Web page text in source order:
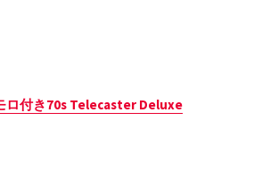
ロ付き70s Telecaster Deluxe